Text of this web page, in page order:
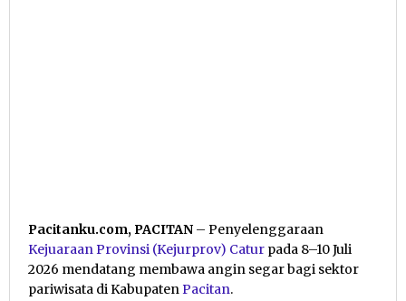
Pacitanku.com, PACITAN – Penyelenggaraan
Kejuaraan Provinsi (Kejurprov) Catur pada 8–10 Juli
2026 mendatang membawa angin segar bagi sektor
pariwisata di KabupatenPacitan.